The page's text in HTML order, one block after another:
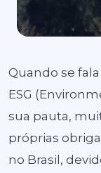
Quando se
ESG
sua pauta,
próprias
no Brasil,